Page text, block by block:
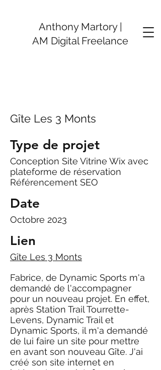
Anthony Martory |
AM Digital Freelance
Gîte Les 3 Monts
Type de projet
Conception Site Vitrine Wix avec
plateforme de réservation
Référencement SEO
Date
Octobre 2023
Lien
Gîte Les 3 Monts
Fabrice, de Dynamic Sports m'a
demandé de l'accompagner
pour un nouveau projet. En effet,
après Station Trail Tourrette-
Levens, Dynamic Trail et
Dynamic Sports, il m'a demandé
de lui faire un site pour mettre
en avant son nouveau Gîte. J'ai
créé son site internet en